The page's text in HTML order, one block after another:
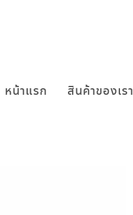
หน้าแรก สินค้าของเรา